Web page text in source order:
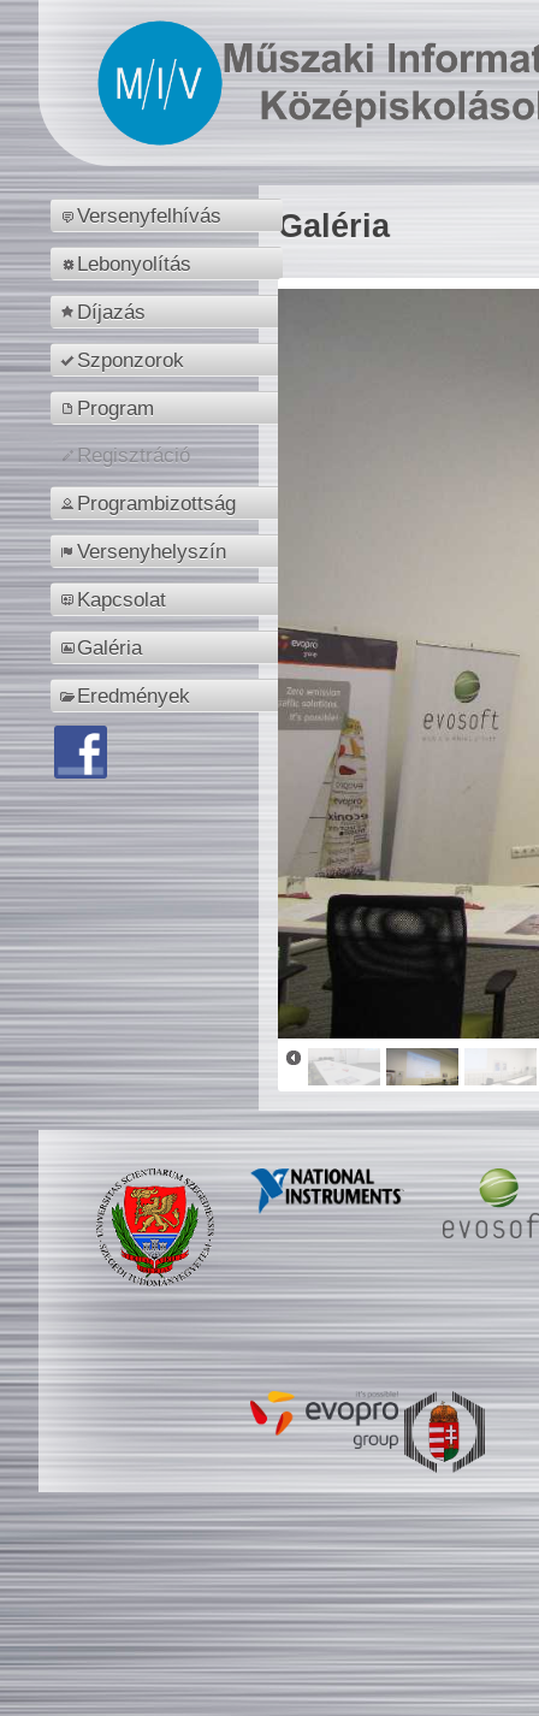
Versenyfelhívás
Lebonyolítás
Díjazás
Szponzorok
Program
Regisztráció
Programbizottság
Versenyhelyszín
Kapcsolat
Galéria
Eredmények
Galéria